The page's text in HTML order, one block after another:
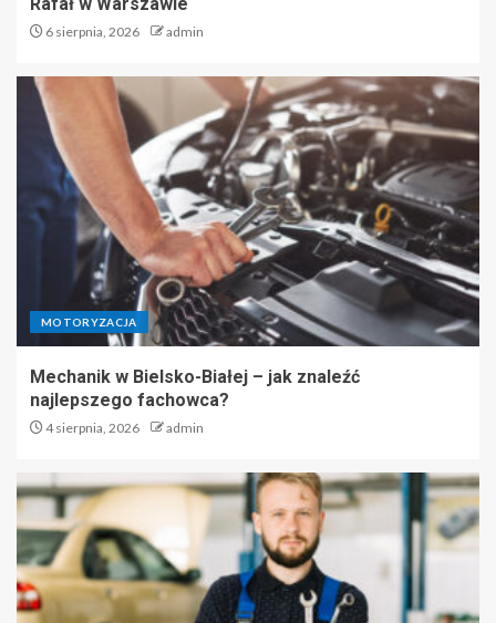
Warszawie
Mechanik w Bielsko-Białej – jak
znaleźć najlepszego fachowca?
4
Białej – Postaw na Fachowców
5
Projektowanie i budowa placów
zabaw dla dzieci – Elefun
Projects
6 sierpnia, 2026 admin
MOTORYZACJA
Mechanik w Bielsko-Białej – jak znaleźć
najlepszego fachowca?
4 sierpnia, 2026 admin